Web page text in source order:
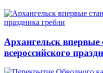
Архангельск
всероссийского